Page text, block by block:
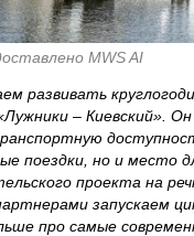
MWS AI
развивать
– Киевский».
поездки, но и место
проекта на
запускаем
про самые